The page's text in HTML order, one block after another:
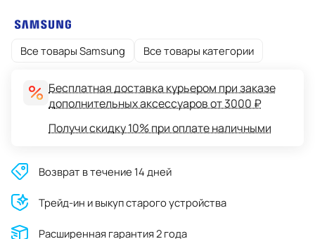
Все товары Samsung Все товары категории
Бесплатная доставка курьером при заказе
дополнительных аксессуаров от 3000 ₽
Получи скидку 10% при оплате наличными
Возврат в течение 14 дней
Трейд-ин и выкуп старого устройства
Расширенная гарантия 2 года